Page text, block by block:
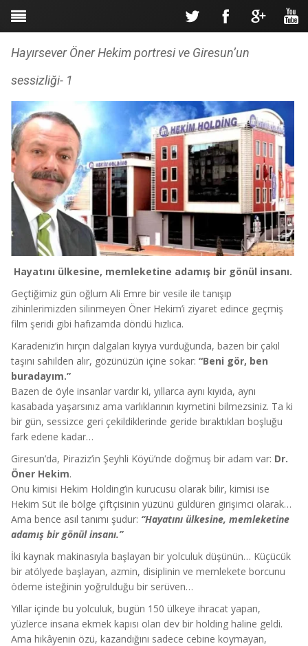
Hayırsever Öner Hekim portresi ve Giresun’un
sessizliği- 1
Hayatını ülkesine, memleketine adamış bir gönül insanı.
Geçtiğimiz gün oğlum Ali Emre bir vesile ile tanışıp
zihinlerimizden silinmeyen Öner Hekim’i ziyaret edince geçmiş
film şeridi gibi hafızamda döndü hızlıca.
Karadeniz’in hırçın dalgaları kıyıya vurduğunda, bazen bir çakıl
taşını sahilden alır, gözünüzün içine sokar: “Beni gör, ben
buradayım.”
Bazen de öyle insanlar vardır ki, yıllarca aynı kıyıda, aynı
kasabada yaşarsınız ama varlıklarının kıymetini bilmezsiniz. Ta ki
bir gün, sessizce geri çekildiklerinde geride bıraktıkları boşluğu
fark edene kadar…
Giresun’da, Piraziz’in Şeyhli Köyü’nde doğmuş bir adam var: Dr.
Öner Hekim.
Onu kimisi Hekim Holding’in kurucusu olarak bilir, kimisi ise
Hekim Süt ile bölge çiftçisinin yüzünü güldüren girişimci olarak…
Ama bence asıl tanımı şudur: “Hayatını ülkesine, memleketine
adamış bir gönül insanı.”
İki kaynak makinasıyla başlayan bir yolculuk düşünün… Küçücük
bir atölyede başlayan, azmin, disiplinin ve memlekete borcunu
ödeme isteğinin yoğrulduğu bir serüven…
Yıllar içinde bu yolculuk, bugün 150 ülkeye ihracat yapan,
yüzlerce insana ekmek kapısı olan dev bir holding haline geldi.
Ama hikâyenin özü, kazandığını sadece cebine koymayan,